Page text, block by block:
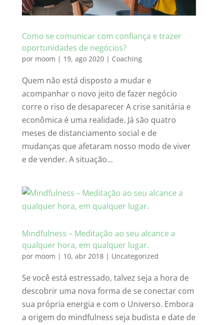
Como se comunicar com confiança e trazer
oportunidades de negócios?
por moom | 19, ago 2020| Coaching
Quem não está disposto a mudar e
acompanhar o novo jeito de fazer negócio
corre o riso de desaparecer A crise sanitária e
econômica é uma realidade. Já são quatro
meses de distanciamento social e de
mudanças que afetaram nosso modo de viver
e de vender. A situação...
Mindfulness – Meditação ao seu alcance a
qualquer hora, em qualquer lugar.
por moom | 10, abr 2018| Uncategorized
Se você está estressado, talvez seja a hora de
descobrir uma nova forma de se conectar com
sua própria energia e com o Universo. Embora
a origem do mindfulness seja budista e date de